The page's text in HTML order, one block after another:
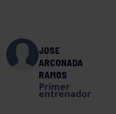
JOSE
ARCONADA
RAMOS
Primer
entrenador